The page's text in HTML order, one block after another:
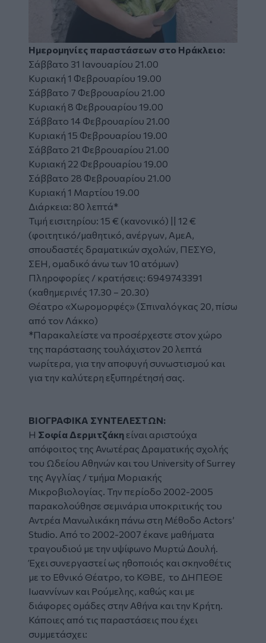
Ημερομηνίες παραστάσεων στο Ηράκλειο:
Σάββατο 31 Ιανουαρίου 21.00
Κυριακή 1 Φεβρουαρίου 19.00
Σάββατο 7 Φεβρουαρίου 21.00
Κυριακή 8 Φεβρουαρίου 19.00
Σάββατο 14 Φεβρουαρίου 21.00
Κυριακή 15 Φεβρουαρίου 19.00
Σάββατο 21 Φεβρουαρίου 21.00
Κυριακή 22 Φεβρουαρίου 19.00
Σάββατο 28 Φεβρουαρίου 21.00
Κυριακή 1 Μαρτίου 19.00
Διάρκεια: 80 λεπτά*
Τιμή εισιτηρίου: 15 € (κανονικό) || 12 €
(φοιτητικό/μαθητικό, ανέργων, ΑμεΑ,
σπουδαστές δραματικών σχολών, ΠΕΣΥΘ,
ΣΕΗ, ομαδικό άνω των 10 ατόμων)
Πληροφορίες / κρατήσεις: 6949743391
(καθημερινές 17.30 – 20.30)
Θέατρο «Xωρομορφές» (Σπιναλόγκας 20, πίσω
από τον Λάκκο)
*Παρακαλείστε να προσέρχεστε στον χώρο
της παράστασης τουλάχιστον 20 λεπτά
νωρίτερα, για την αποφυγή συνωστισμού και
για την καλύτερη εξυπηρέτησή σας.
ΒΙΟΓΡΑΦΙΚΑ ΣΥΝΤΕΛΕΣΤΩΝ:
Η Σοφία Δερμιτζάκη είναι αριστούχα
απόφοιτος της Ανωτέρας Δραματικής σχολής
του Ωδείου Αθηνών και του University of Surrey
της Αγγλίας / τμήμα Μοριακής
Μικροβιολογίας. Την περίοδο 2002-2005
παρακολούθησε σεμινάρια υποκριτικής του
Αντρέα Μανωλικάκη πάνω στη Μέθοδο Actors’
Studio. Από το 2002-2007 έκανε μαθήματα
τραγουδιού με την υψίφωνο Μυρτώ Δουλή.
Έχει συνεργαστεί ως ηθοποιός και σκηνοθέτις
με το Εθνικό Θέατρο, το ΚΘΒΕ, το ΔΗΠΕΘΕ
Ιωαννίνων και Ρούμελης, καθώς και με
διάφορες ομάδες στην Αθήνα και την Κρήτη.
Κάποιες από τις παραστάσεις που έχει
συμμετάσχει: